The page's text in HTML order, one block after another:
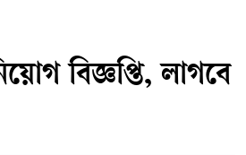
বিজ্ঞপ্তি, লাগবে